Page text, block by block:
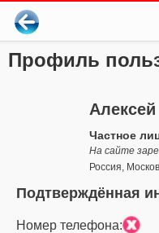
Профиль
Алексей
Частное
На сайте
Россия,
Подтверждённая
Номер телефона: